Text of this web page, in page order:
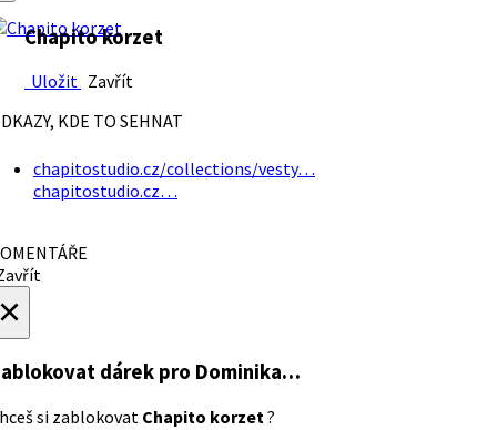
Chapito korzet
Uložit Zavřít
KDE TO SEHNAT
chapitostudio.cz/collections/vesty…
chapitostudio.cz…
dárek pro Dominika…
si zablokovat Chapito korzet?